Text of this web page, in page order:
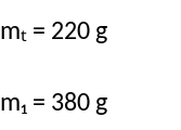
mₜ = 220 g
m₁ = 380 g